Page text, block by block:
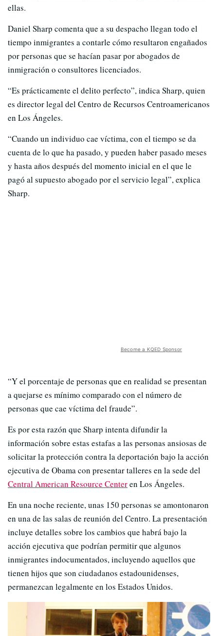
ellas.
Daniel Sharp comenta que a su despacho llegan todo el
tiempo inmigrantes a contarle cómo resultaron engañados
por personas que se hacían pasar por abogados de
inmigración o consultores licenciados.
“Es prácticamente el delito perfecto”, indica Sharp, quien
es director legal del Centro de Recursos Centroamericanos
en Los Ángeles.
“Cuando un individuo cae víctima, con el tiempo se da
cuenta de lo que ha pasado, y pueden haber pasado meses
y hasta años después del momento inicial en el que le
pagó al supuesto abogado por el servicio legal”, explica
Sharp.
Become a KQED Sponsor
“Y el porcentaje de personas que en realidad se presentan
a quejarse es mínimo comparado con el número de
personas que cae víctima del fraude”.
Es por esta razón que Sharp intenta difundir la
información sobre estas estafas a las personas ansiosas de
solicitar la protección contra la deportación bajo la acción
ejecutiva de Obama con presentar talleres en la sede del
Central American Resource Centeren Los Ángeles.
En una noche reciente, unas 150 personas se amontonaron
en una de las salas de reunión del Centro. La presentación
incluye detalles sobre los cambios que habrá bajo la
acción ejecutiva que podrían permitir que algunos
inmigrantes indocumentados, incluyendo aquellos que
tienen hijos que son ciudadanos estadounidenses,
permanezcan legalmente en los Estados Unidos.